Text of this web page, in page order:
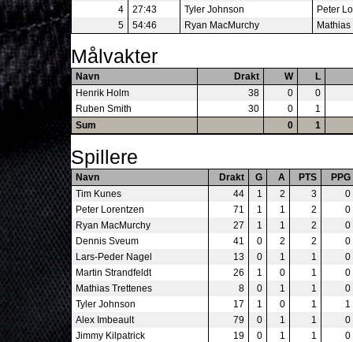
4
27:43 Tyler Johnson
Peter
5
54:46 Ryan MacMurchy
Målvakter
Navn Drakt W
L
Henrik Holm
38 0
0
Ruben Smith
30 0
1
Sum
0 1
Spillere
Navn Drakt G A PTS
PPG
Tim Kunes
44 1 2 3
0
Peter Lorentzen
71 1 1 2
0
Ryan MacMurchy
27 1 1 2
0
Dennis Sveum
41 0 2 2
0
Lars-Peder Nagel
13 0 1 1
0
Martin Strandfeldt
26 1 0 1
0
Mathias Trettenes
8 0 1 1
0
Tyler Johnson
17 1 0 1
1
Alex Imbeault
79 0 1 1
0
Jimmy Kilpatrick
19 0 1 1
0